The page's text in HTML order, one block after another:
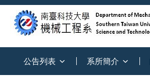
公告列表 系所簡介